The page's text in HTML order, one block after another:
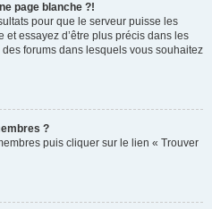
page blanche ?!
pour que le serveur puisse les
essayez d’être plus précis dans les
forums dans lesquels vous souhaitez
?
puis cliquer sur le lien « Trouver